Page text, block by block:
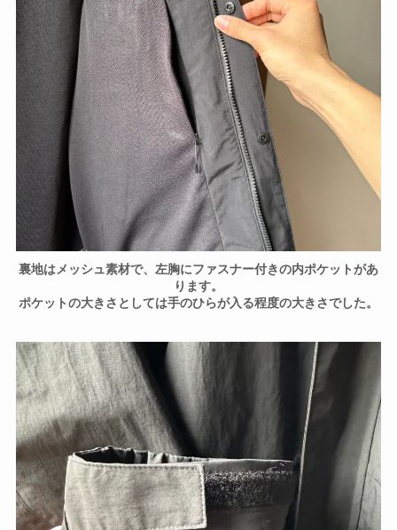
裏地はメッシュ素材で、左胸にファスナー付きの内ポケットがあ
ります。
ポケットの大きさとしては手のひらが入る程度の大きさでした。